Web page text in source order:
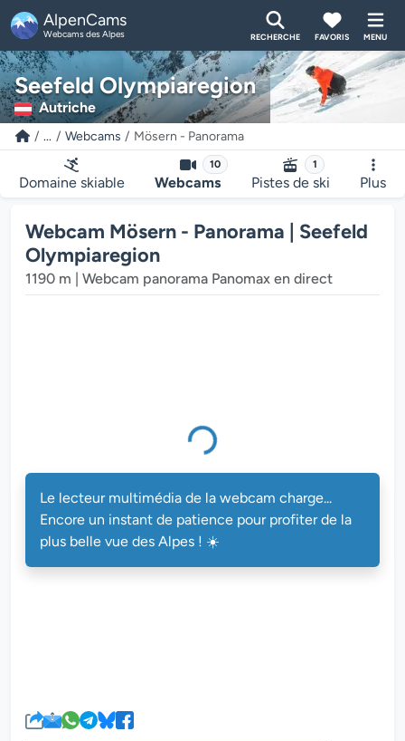
AlpenCams
Webcams des Alpes RECHERCHE FAVORIS MENU
Seefeld Olympiaregion
Autriche
... Webcams Mösern - Panorama
Domaine skiable
10
Webcams
1
Pistes de ski Plus
Webcam Mösern - Panorama | Seefeld
Olympiaregion
1190 m | Webcam panorama Panomax en direct
Le lecteur multimédia de la webcam charge...
Le lecteur multimédia de la webcam charge...
Encore un instant de patience pour profiter de la
plus belle vue des Alpes ! ☀️